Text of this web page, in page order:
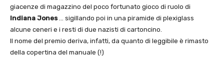
giacenze di magazzino del poco fortunato gioco di ruolo di
Indiana Jones… sigillando poi in una piramide di plexiglass
alcune ceneri e i resti di due nazisti di cartoncino.
Il nome del premio deriva, infatti, da quanto di leggibile è rimasto
della copertina del manuale (!)